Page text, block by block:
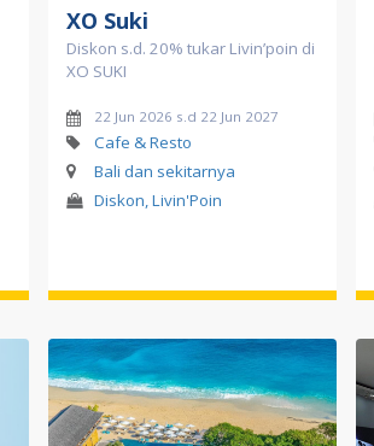
XO Suki
Diskon s.d. 20% tukar Livin’poin di
XO SUKI
22 Jun 2026 s.d 22 Jun 2027
Cafe & Resto
Bali dan sekitarnya
Diskon, Livin'Poin